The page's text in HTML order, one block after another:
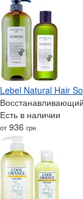
Lebel Natural Hair
Есть в наличии
от 936 грн